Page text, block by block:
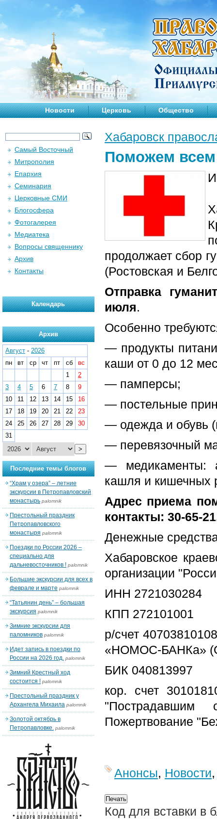
Новости Церковь Общество
Хабаровск
Поможем
продолжает сбор
(Ростовская и
Отправка
июля.
Особенно
— продукты
каши от 0 до 12
— памперсы;
— постельные
— одежда и обувь
— перевязочный
— медикаменты:
кашля и кишечных
Адрес приема
контакты: 30-65-
Денежные
Хабаровское
организации
ИНН 2721030284
КПП 272101001
р/счет
«НОМОС-БАНКа»
БИК 040813997
кор. счет
Пожертвование
Анонсы, Новости
Код для вставки в
Самый Восточный
Митрополия
Епархия
Семинария
Церковные СМИ
Блогосфера
Фотогалерея
Медиатека
Вопросы священнику
Архив
Контакты
Календарь
Архив
Август - 2026
пн
вт ср чт пт сб
вс
1
2
3
4 5 6 7 8
9
10
11 12 13 14 15
16
17
18 19 20 21 22
23
24
25 26 27 28 29
30
31
>
Последние темы блогов
“Храм у озера” – летние
экскурсии в Петропавловский
монастырь palomnik
Престольный праздник
Петропавловского
монастыря palomnik
Поездки по России 2026 –
специально для
дальневосточников ! palomnik
Большие экскурсии для всех в
феврале и марте palomnik
“Татьянин день” – большая
экскурсия palomnik
Зимние экскурсии для
паломников palomnik
Идет запись в поездки по
России на 2026 год. palomnik
Зимний Крестный ход
состоится ! palomnik
Престольный праздник у
Архангела Михаила palomnik
Золотой октябрь в
Петропавловке. palomnik